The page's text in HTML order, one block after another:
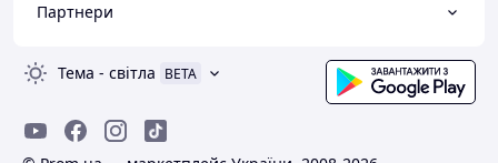
Партнери
Тема - світла BETA